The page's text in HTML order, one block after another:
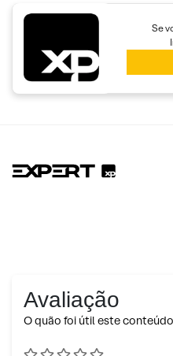
Se
Avaliação
O quão foi útil este